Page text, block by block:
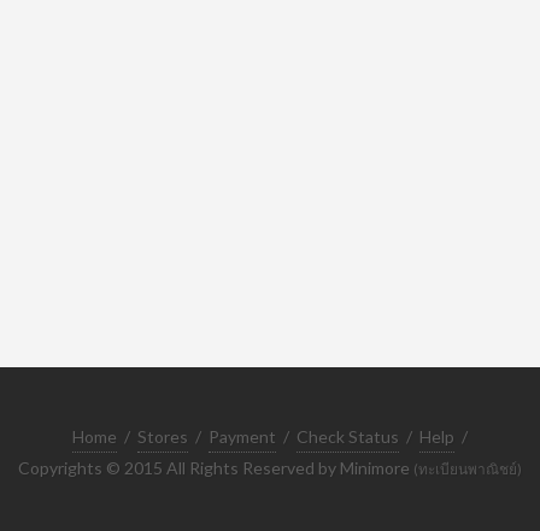
Home / Stores / Payment / Check Status / Help /
Copyrights © 2015 All Rights Reserved by Minimore (ทะเบียนพาณิชย์)